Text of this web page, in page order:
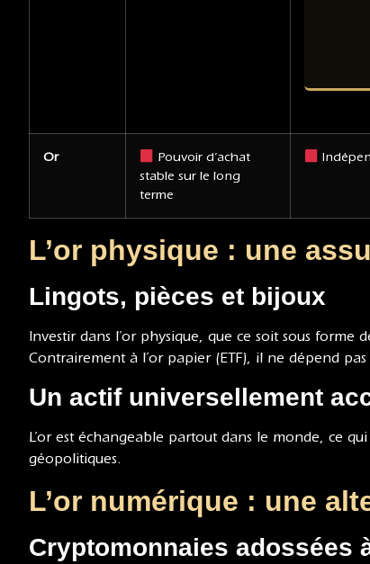
Or
Pouvoir d’achat
stable sur le long
terme
L’or physique : une
Lingots, pièces et bijoux
Investir dans l’or physique, que ce soit sous
Contrairement à l’or papier (ETF), il ne dépend
Un actif universellement
L’or est échangeable partout dans le monde, ce
géopolitiques.
L’or numérique : une
Cryptomonnaies adossées